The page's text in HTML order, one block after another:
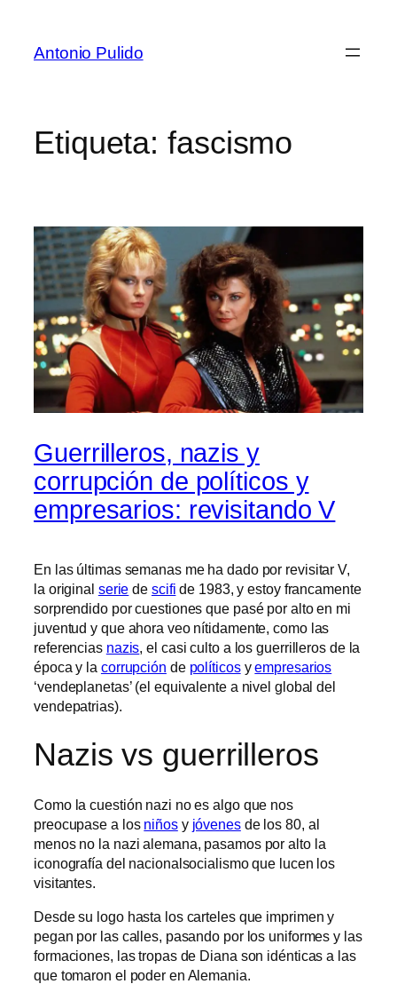
Antonio Pulido
Etiqueta: fascismo
Guerrilleros, nazis y
corrupción de políticos y
empresarios: revisitando V
En las últimas semanas me ha dado por revisitar V,
la original serie de scifi de 1983, y estoy francamente
sorprendido por cuestiones que pasé por alto en mi
juventud y que ahora veo nítidamente, como las
referencias nazis, el casi culto a los guerrilleros de la
época y la corrupción de políticosyempresarios
‘vendeplanetas’ (el equivalente a nivel global del
vendepatrias).
Nazis vs guerrilleros
Como la cuestión nazi no es algo que nos
preocupase a los niñosy jóvenesde los 80, al
menos no la nazi alemana, pasamos por alto la
iconografía del nacionalsocialismo que lucen los
visitantes.
Desde su logo hasta los carteles que imprimen y
pegan por las calles, pasando por los uniformes y las
formaciones, las tropas de Diana son idénticas a las
que tomaron el poder en Alemania.